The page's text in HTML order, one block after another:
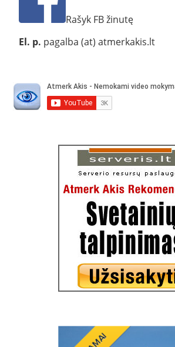
Rašyk FB žinutę
El. p. pagalba (at) atmerkakis.lt